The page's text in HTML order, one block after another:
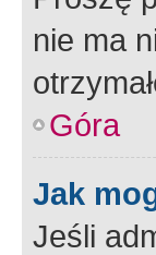
nie ma
Góra
Jak
Jeśli